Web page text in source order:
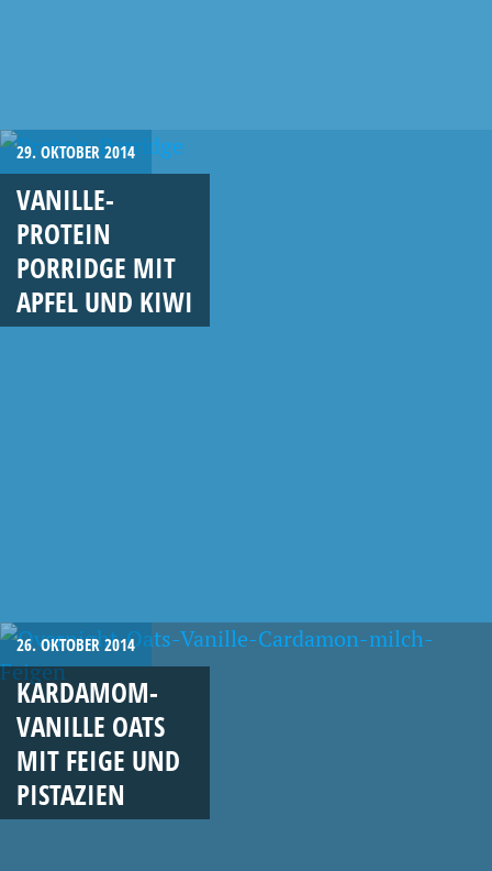
29. OKTOBER 2014
VANILLE-
PROTEIN
PORRIDGE MIT
APFEL UND KIWI
26. OKTOBER 2014
KARDAMOM-
VANILLE OATS
MIT FEIGE UND
PISTAZIEN